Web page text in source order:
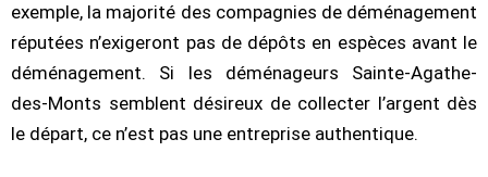
exemple, la majorité des compagnies de déménagement
réputées n’exigeront pas de dépôts en espèces avant le
déménagement. Si les déménageurs Sainte-Agathe-
des-Monts semblent désireux de collecter l’argent dès
le départ, ce n’est pas une entreprise authentique.